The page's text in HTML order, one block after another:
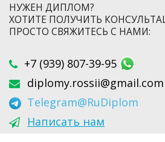
НУЖЕН ДИПЛОМ?
ХОТИТЕ ПОЛУЧИТЬ
ПРОСТО СВЯЖИТЕСЬ С НАМИ:
+7 (939) 807-39-95
diplomy.rossii@gmail.com
Telegram@RuDiplom
Написать нам